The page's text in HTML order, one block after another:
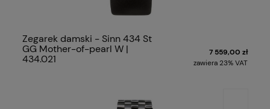
Zegarek damski - Sinn 434 St
GG Mother-of-pearl W |
434.021
7 559,00 zł
zawiera 23% VAT